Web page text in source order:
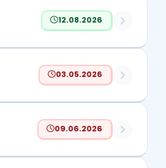
12.08.2026
03.05.2026
09.06.2026